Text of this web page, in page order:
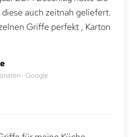
auch zeitnah geliefert.
Griffe perfekt , Karton
· Google